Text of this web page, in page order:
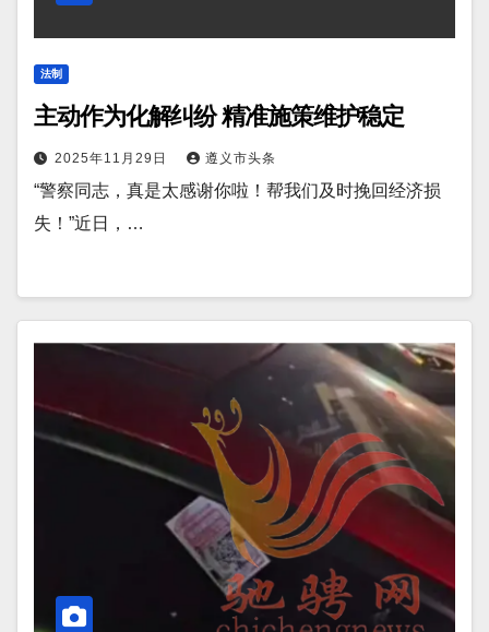
法制
主动作为化解纠纷 精准施策维护稳定
2025年11月29日 遵义市头条
“警察同志，真是太感谢你啦！帮我们及时挽回经济损
失！”近日，…